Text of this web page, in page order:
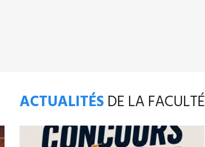
ACTUALITÉS DE LA FACULTÉ